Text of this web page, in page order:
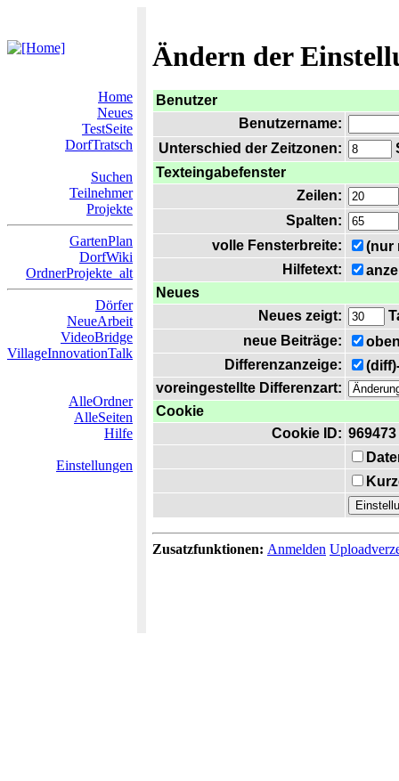
Ändern der
Home
Neues
TestSeite
DorfTratsch
Suchen
Teilnehmer
Projekte
GartenPlan
DorfWiki
OrdnerProjekte_alt
Dörfer
NeueArbeit
VideoBridge
VillageInnovationTalk
AlleOrdner
AlleSeiten
Hilfe
Einstellungen
Benutzer
Benutzername:
Unterschied der Zeitzonen:
Texteingabefenster
Zeilen:
Spalten:
volle Fensterbreite:
(nur
Hilfetext:
Neues
Neues zeigt:
neue Beiträge:
Differenzanzeige:
voreingestellte Differenzart:
Cookie
Cookie ID: 969473
Zusatzfunktionen: Anmelden